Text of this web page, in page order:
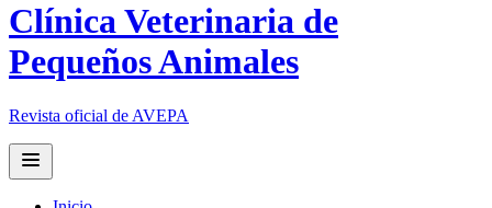
Clínica Veterinaria de
Pequeños Animales
Revista oficial de AVEPA
Open main menu